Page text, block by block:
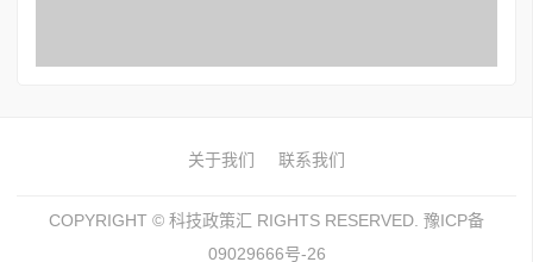
关于我们 联系我们
COPYRIGHT © 科技政策汇 RIGHTS RESERVED. 豫ICP备
09029666号-26